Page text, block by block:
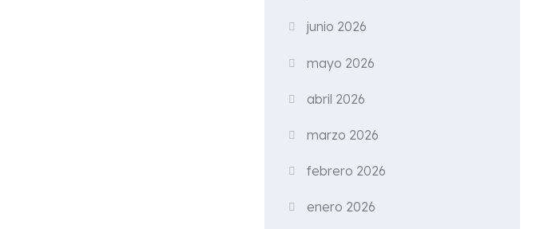
junio 2026
mayo 2026
abril 2026
marzo 2026
febrero 2026
enero 2026